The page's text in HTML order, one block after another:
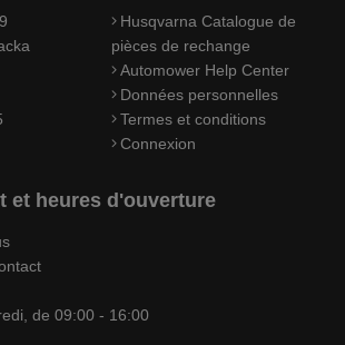
Husqvarna Catalogue de
pièces de rechange
Automower Help Center
Données personnelles
Termes et conditions
Connexion
et heures d'ouverture
de 09:00 - 16:00